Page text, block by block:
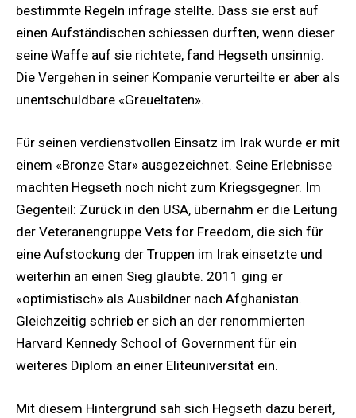
bestimmte Regeln infrage stellte. Dass sie erst auf
einen Aufständischen schiessen durften, wenn dieser
seine Waffe auf sie richtete, fand Hegseth unsinnig.
Die Vergehen in seiner Kompanie verurteilte er aber als
unentschuldbare «Greueltaten».
Für seinen verdienstvollen Einsatz im Irak wurde er mit
einem «Bronze Star» ausgezeichnet. Seine Erlebnisse
machten Hegseth noch nicht zum Kriegsgegner. Im
Gegenteil: Zurück in den USA, übernahm er die Leitung
der Veteranengruppe Vets for Freedom, die sich für
eine Aufstockung der Truppen im Irak einsetzte und
weiterhin an einen Sieg glaubte. 2011 ging er
«optimistisch» als Ausbildner nach Afghanistan.
Gleichzeitig schrieb er sich an der renommierten
Harvard Kennedy School of Government für ein
weiteres Diplom an einer Eliteuniversität ein.
Mit diesem Hintergrund sah sich Hegseth dazu bereit,